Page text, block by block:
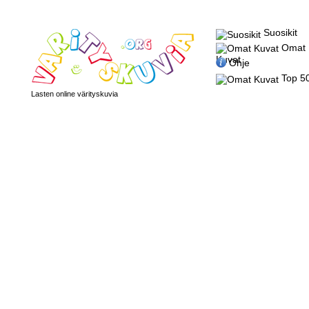
Lasten online värityskuvia
Suosikit
Omat
KuvatOhje
Top